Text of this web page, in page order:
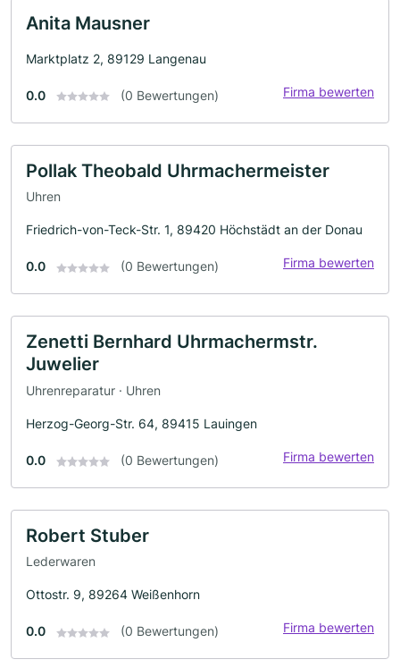
Anita Mausner
Marktplatz 2, 89129 Langenau
0.0 (0 Bewertungen) Firma bewerten
Pollak Theobald Uhrmachermeister
Uhren
Friedrich-von-Teck-Str. 1, 89420 Höchstädt an der Donau
0.0 (0 Bewertungen) Firma bewerten
Zenetti Bernhard Uhrmachermstr.
Juwelier
Uhrenreparatur · Uhren
Herzog-Georg-Str. 64, 89415 Lauingen
0.0 (0 Bewertungen) Firma bewerten
Robert Stuber
Lederwaren
Ottostr. 9, 89264 Weißenhorn
0.0 (0 Bewertungen) Firma bewerten